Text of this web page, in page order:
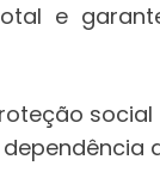
e
social